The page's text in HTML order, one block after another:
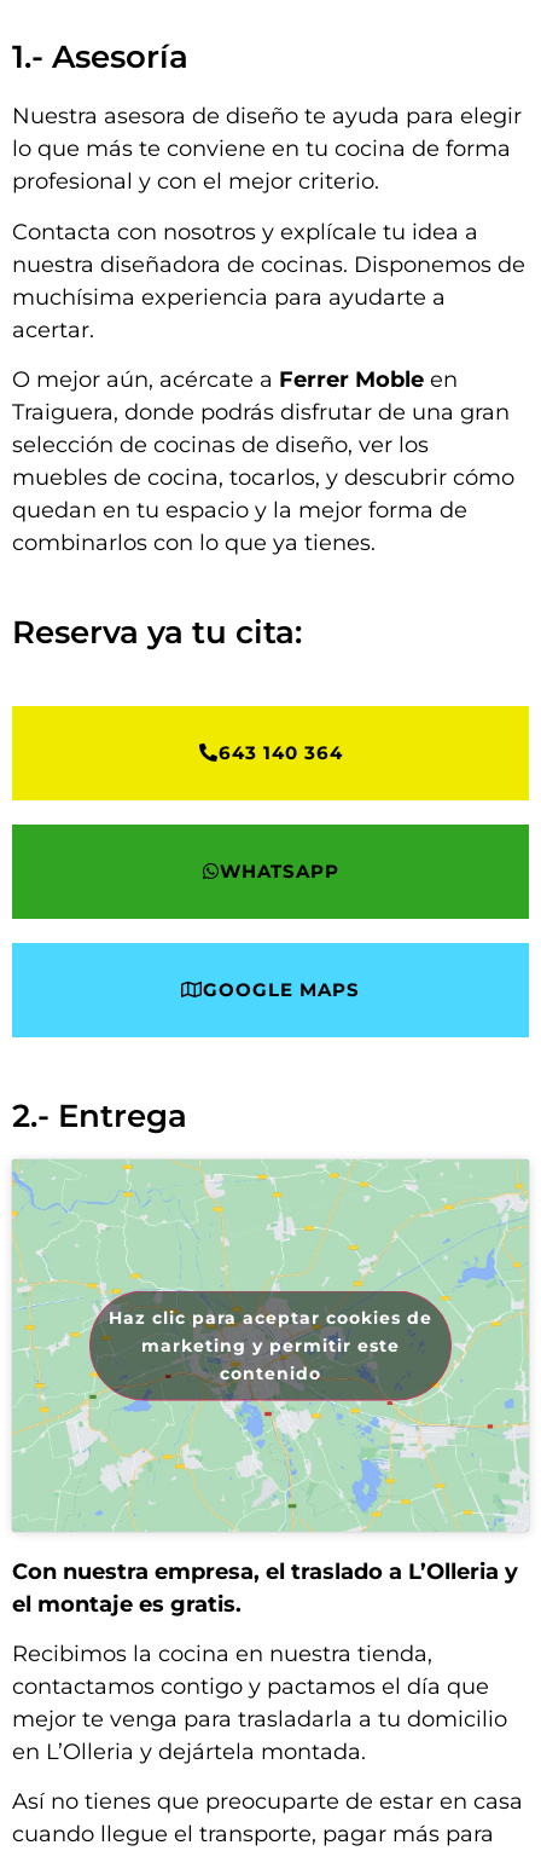
1.- Asesoría
Nuestra asesora de diseño te ayuda para elegir
lo que más te conviene en tu cocina de forma
profesional y con el mejor criterio.
Contacta con nosotros y explícale tu idea a
nuestra diseñadora de cocinas. Disponemos de
muchísima experiencia para ayudarte a
acertar.
O mejor aún, acércate a Ferrer Moble en
Traiguera, donde podrás disfrutar de una gran
selección de cocinas de diseño, ver los
muebles de cocina, tocarlos, y descubrir cómo
quedan en tu espacio y la mejor forma de
combinarlos con lo que ya tienes.
Reserva ya tu cita:
643 140 364
WHATSAPP
GOOGLE MAPS
2.- Entrega
Haz clic para aceptar cookies de
marketing y permitir este
contenido
Con nuestra empresa, el traslado a L’Olleria y
el montaje es gratis.
Recibimos la cocina en nuestra tienda,
contactamos contigo y pactamos el día que
mejor te venga para trasladarla a tu domicilio
en L’Olleria y dejártela montada.
Así no tienes que preocuparte de estar en casa
cuando llegue el transporte, pagar más para